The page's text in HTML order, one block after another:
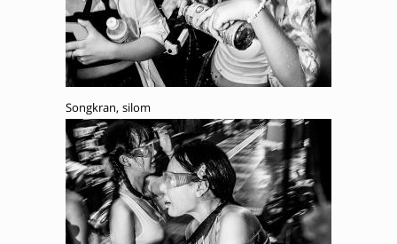
Songkran, silom